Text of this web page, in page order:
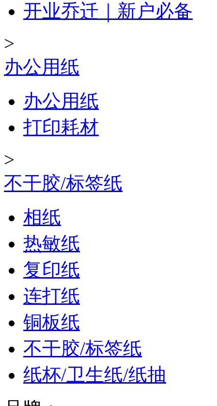
开业乔迁｜新户必备
>
办公用纸
办公用纸
打印耗材
>
不干胶/标签纸
相纸
热敏纸
复印纸
连打纸
铜板纸
不干胶/标签纸
纸杯/卫生纸/纸抽